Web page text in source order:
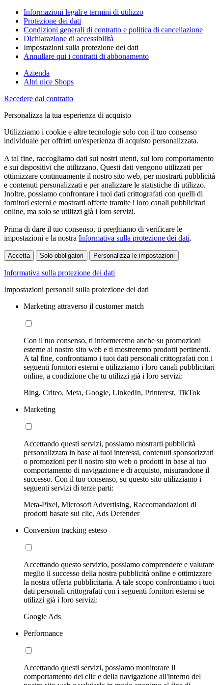
Informazioni legali e termini di utilizzo
Protezione dei dati
Condizioni generali di contratto e politica di cancellazione
Dichiarazione di accessibilità
Impostazioni sulla protezione dei dati
Annullare qui i contratti di abbonamento
Azienda
Altri nice Shops
Recedere dal contratto
Personalizza la tua esperienza di acquisto
Utilizziamo i cookie e altre tecnologie solo con il tuo consenso
individuale per offrirti un'esperienza di acquisto personalizzata.
A tal fine, raccogliamo dati sui nostri utenti, sul loro comportamento
e sui dispositivi che utilizzano. Questi dati vengono utilizzati per
ottimizzare continuamente il nostro sito web, per mostrarti pubblicità
e contenuti personalizzati e per analizzare le statistiche di utilizzo.
Inoltre, possiamo confrontare i tuoi dati crittografati con quelli di
fornitori esterni e mostrarti offerte tramite i loro canali pubblicitari
online, ma solo se utilizzi già i loro servizi.
Prima di dare il tuo consenso, ti preghiamo di verificare le
impostazioni e la nostra Informativa sulla protezione dei dati.
Accetta Solo obbligatori Personalizza le impostazioni
Informativa sulla protezione dei dati
Impostazioni personali sulla protezione dei dati
Marketing attraverso il customer match
Con il tuo consenso, ti informeremo anche su promozioni
esterne al nostro sito web e ti mostreremo prodotti pertinenti.
A tal fine, confrontiamo i tuoi dati personali crittografati con i
seguenti fornitori esterni e utilizziamo i loro canali pubblicitari
online, a condizione che tu utilizzi già i loro servizi:
Bing, Criteo, Meta, Google, LinkedIn, Printerest, TikTok
Marketing
Accettando questi servizi, possiamo mostrarti pubblicità
personalizzata in base ai tuoi interessi, contenuti sponsorizzati
o promozioni per il nostro sito web o prodotti in base al tuo
comportamento di navigazione e di acquisto, misurandone il
successo. Con il tuo consenso, su questo sito utilizziamo i
seguenti servizi di terze parti:
Meta-Pixel, Microsoft Advertising, Raccomandazioni di
prodotti basate sui clic, Ads Defender
Conversion tracking esteso
Accettando questo servizio, possiamo comprendere e valutare
meglio il successo della nostra pubblicità online e ottimizzare
la nostra offerta pubblicitaria. A tale scopo confrontiamo i tuoi
dati personali crittografati con i seguenti fornitori esterni se
utilizzi già i loro servizi:
Google Ads
Performance
Accettando questi servizi, possiamo monitorare il
comportamento dei clic e della navigazione all'interno del